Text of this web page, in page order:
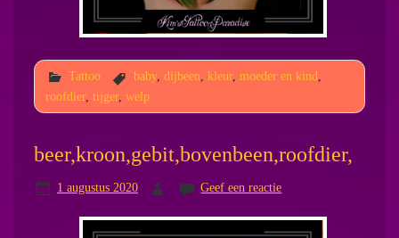
Tattoo baby, dijbeen kleur, moeder en kind
roofdier, tijger, welp
beer,kroon,gebit,bovenbeen,roofdier,
1 augustus 2020 Geef een reactie